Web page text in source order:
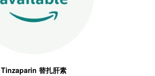
Tinzaparin 替扎肝素